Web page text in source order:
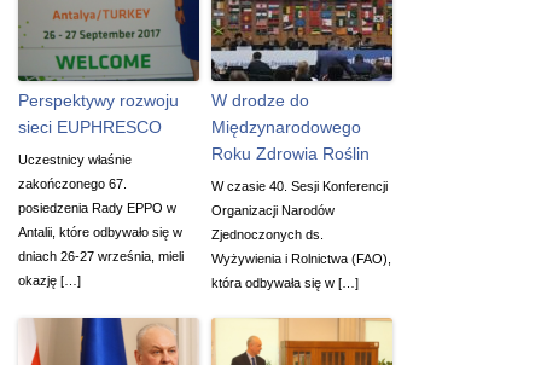
Perspektywy rozwoju
sieci EUPHRESCO
Uczestnicy właśnie
zakończonego 67.
posiedzenia Rady EPPO w
Antalii, które odbywało się w
dniach 26-27 września, mieli
okazję […]
W drodze do
Międzynarodowego
Roku Zdrowia Roślin
W czasie 40. Sesji Konferencji
Organizacji Narodów
Zjednoczonych ds.
Wyżywienia i Rolnictwa (FAO),
która odbywała się w […]